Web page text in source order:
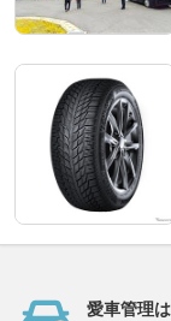
愛車管理